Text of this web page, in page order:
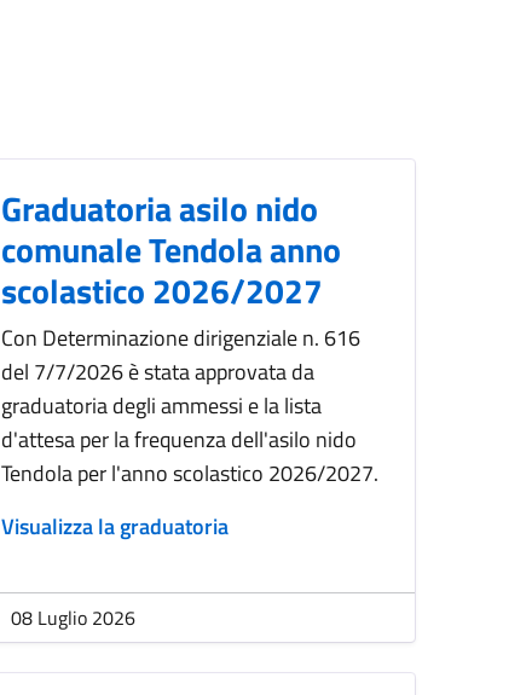
Graduatoria asilo nido
comunale Tendola anno
scolastico 2026/2027
Con Determinazione dirigenziale n. 616
del 7/7/2026 è stata approvata da
graduatoria degli ammessi e la lista
d'attesa per la frequenza dell'asilo nido
Tendola per l'anno scolastico 2026/2027.
Visualizza la graduatoria
08 Luglio 2026